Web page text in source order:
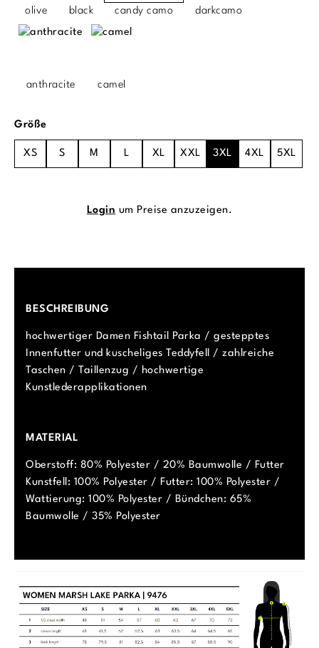
olive black candy camo darkcamo
anthracite camel
Größeauswählen
XS S M L XL XXL 3XL 4XL 5XL
Login um Preise anzuzeigen.
BESCHREIBUNG
hochwertiger Damen Fishtail Parka / gestepptes
Innenfutter und kuscheliges Teddyfell / zahlreiche
Taschen / Taillenzug / hochwertige
Kunstlederapplikationen
MATERIAL
Oberstoff: 80% Polyester / 20% Baumwolle / Futter
Kunstfell: 100% Polyester / Futter: 100% Polyester /
Wattierung: 100% Polyester / Bündchen: 65%
Baumwolle / 35% Polyester